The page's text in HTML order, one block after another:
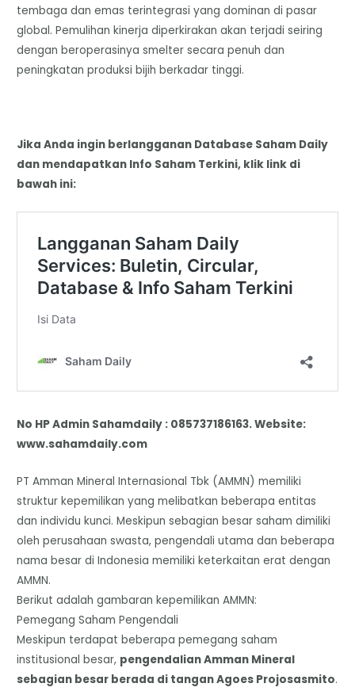
tembaga dan emas terintegrasi yang dominan di pasar
global. Pemulihan kinerja diperkirakan akan terjadi seiring
dengan beroperasinya smelter secara penuh dan
peningkatan produksi bijih berkadar tinggi.
Jika Anda ingin berlangganan Database Saham Daily
dan mendapatkan Info Saham Terkini, klik link di
bawah ini:
No HP Admin Sahamdaily : 085737186163. Website:
www.sahamdaily.com
​PT Amman Mineral Internasional Tbk (AMMN) memiliki
struktur kepemilikan yang melibatkan beberapa entitas
dan individu kunci. Meskipun sebagian besar saham dimiliki
oleh perusahaan swasta, pengendali utama dan beberapa
nama besar di Indonesia memiliki keterkaitan erat dengan
AMMN.
​Berikut adalah gambaran kepemilikan AMMN:
​Pemegang Saham Pengendali
​Meskipun terdapat beberapa pemegang saham
institusional besar, pengendalian Amman Mineral
sebagian besar berada di tangan Agoes Projosasmito.